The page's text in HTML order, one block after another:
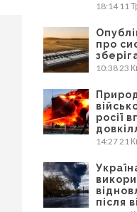
18:14 11
про
10:3823
росії
14:2721
після